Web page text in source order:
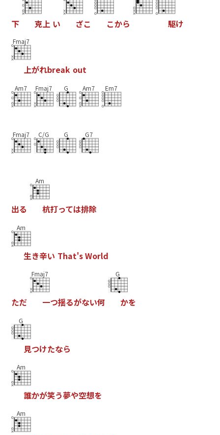
下 克上 い ざこ こから 駆け
Fmaj7
上がれbreak out
Am7 Fmaj7 G Am7 Em7
Fmaj7 C/G G G7
出る
Am
杭打っては排除
Am
生き辛い That'sWorld
ただ
Fmaj7
一つ揺るがない何
G
かを
G
見つけたなら
Am
誰かが笑う夢や空想を
Am